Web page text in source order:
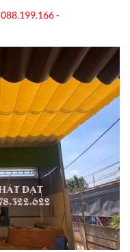
088.199.166 -